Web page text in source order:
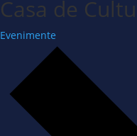
Casa de
Evenimente